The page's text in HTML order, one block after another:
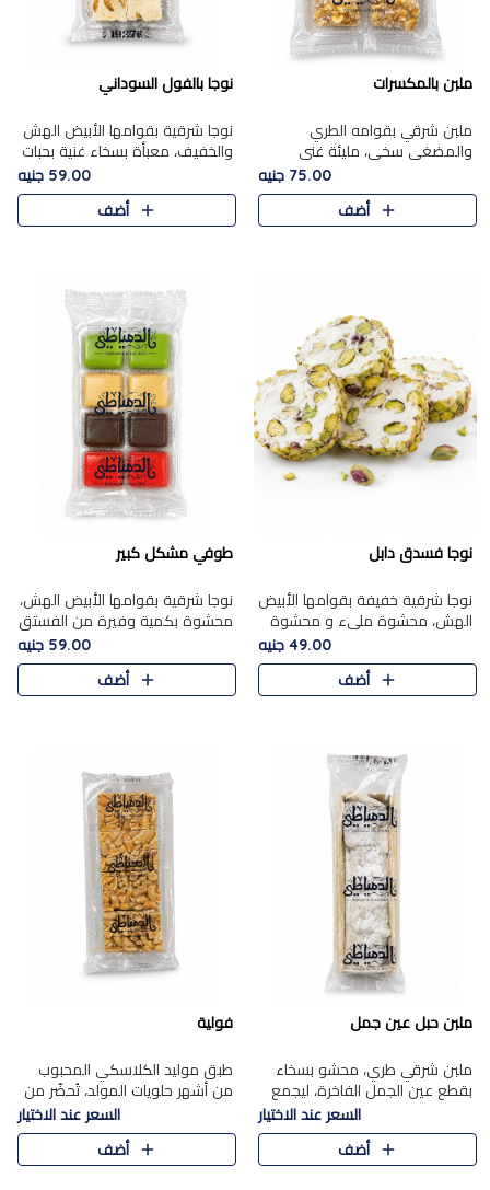
ملبن بالمكسرات
ملبن شرقي بقوامه الطري
والمضغي سخي، مليئة غني
بتشكيلة فاخرة من المكسرات
مشكلة المختارة التي تقدم تضيف
قرمشة مميزة مرضية ونكهة
75.00 جنيه
أضف
نوجا بالفول السوداني
نوجا شرقية بقوامها الأبيض الهش
والخفيف، معبأة بسخاء غنية بحبات
الفول السوداني المحمص التي
يقدم تضيف قرمشة مميزة مرضية
وتوازنًا رائعًا مع حلا..
59.00 جنيه
أضف
نوجا فسدق دابل
نوجا شرقية خفيفة بقوامها الأبيض
الهش، محشوة مليء و محشوة
بـكمية وفيرة من الفستق الفاخر
لتمنحك نكهة مكسرات غنية
وقرمشة مميزة في كل قطعة و
49.00 جنيه
أضف
طوفي مشكل كبير
نوجا شرقية بقوامها الأبيض الهش،
محشوة بكمية وفيرة من الفستق
الفاخر لتمنحك نكهة غنية وقرمشة
مميزة في كل قطعة، لتجربة تجمع
بين الفخامة والمذاق..
59.00 جنيه
أضف
ملبن حبل عين جمل
ملبن شرقي طري، محشو بسخاء
بقطع عين الجمل الفاخرة، ليجمع
بين القوام الناعم وقرمشة الجوز
في مذاق شرقي أصيل.
السعر عند الاختيار
أضف
فولية
طبق موليد الكلاسكي المحبوب
من أشهر حلويات المولد، تُحضّر من
فول سوداني محمص بعناية
ومغلف بطبقة رقيقة من السكر
المكرمل، لتمنحك قرمشة أصيلة
السعر عند الاختيار
أضف